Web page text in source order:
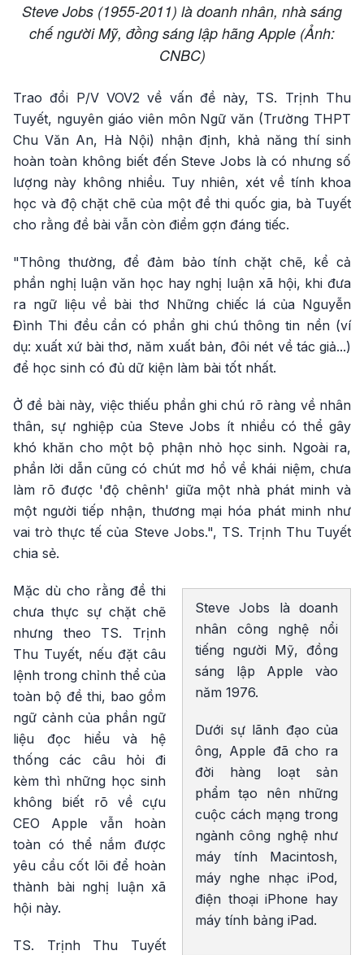
Steve Jobs (1955-2011) là doanh nhân, nhà sáng
chế người Mỹ, đồng sáng lập hãng Apple (Ảnh:
CNBC)
Trao đổi P/V VOV2 về vấn đề này, TS. Trịnh Thu
Tuyết, nguyên giáo viên môn Ngữ văn (Trường THPT
Chu Văn An, Hà Nội) nhận định, khả năng thí sinh
hoàn toàn không biết đến Steve Jobs là có nhưng số
lượng này không nhiều. Tuy nhiên, xét về tính khoa
học và độ chặt chẽ của một đề thi quốc gia, bà Tuyết
cho rằng đề bài vẫn còn điểm gợn đáng tiếc.
"Thông thường, để đảm bảo tính chặt chẽ, kể cả
phần nghị luận văn học hay nghị luận xã hội, khi đưa
ra ngữ liệu về bài thơ Những chiếc lá của Nguyễn
Đình Thi đều cần có phần ghi chú thông tin nền (ví
dụ: xuất xứ bài thơ, năm xuất bản, đôi nét về tác giả...)
để học sinh có đủ dữ kiện làm bài tốt nhất.
Ở đề bài này, việc thiếu phần ghi chú rõ ràng về nhân
thân, sự nghiệp của Steve Jobs ít nhiều có thể gây
khó khăn cho một bộ phận nhỏ học sinh. Ngoài ra,
phần lời dẫn cũng có chút mơ hồ về khái niệm, chưa
làm rõ được 'độ chênh' giữa một nhà phát minh và
một người tiếp nhận, thương mại hóa phát minh như
vai trò thực tế của Steve Jobs.", TS. Trịnh Thu Tuyết
chia sẻ.
Steve Jobs là doanh
nhân công nghệ nổi
tiếng người Mỹ, đồng
sáng lập Apple vào
năm 1976.
Dưới sự lãnh đạo của
ông, Apple đã cho ra
đời hàng loạt sản
phẩm tạo nên những
cuộc cách mạng trong
ngành công nghệ như
máy tính Macintosh,
máy nghe nhạc iPod,
điện thoại iPhone hay
máy tính bảng iPad.
Mặc dù cho rằng đề thi
chưa thực sự chặt chẽ
nhưng theo TS. Trịnh
Thu Tuyết, nếu đặt câu
lệnh trong chỉnh thể của
toàn bộ đề thi, bao gồm
ngữ cảnh của phần ngữ
liệu đọc hiểu và hệ
thống các câu hỏi đi
kèm thì những học sinh
không biết rõ về cựu
CEO Apple vẫn hoàn
toàn có thể nắm được
yêu cầu cốt lõi để hoàn
thành bài nghị luận xã
hội này.
TS. Trịnh Thu Tuyết